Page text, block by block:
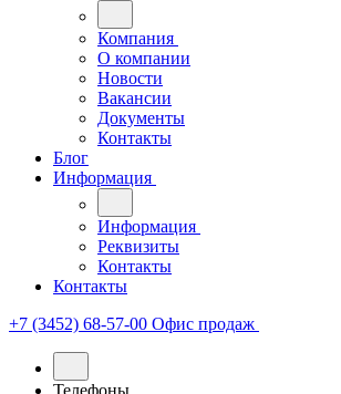
Компания
О компании
Новости
Вакансии
Документы
Контакты
Блог
Информация
Информация
Реквизиты
Контакты
Контакты
+7 (3452) 68-57-00 Офис продаж
Телефоны